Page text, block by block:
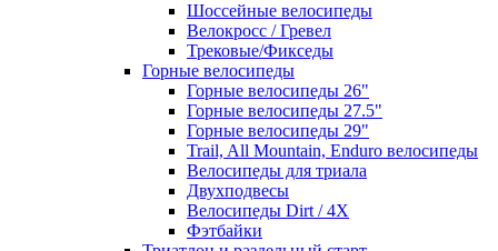
Шоссейные велосипеды
Велокросс / Гревел
Трековые/Фикседы
Горные велосипеды
Горные велосипеды 26"
Горные велосипеды 27.5"
Горные велосипеды 29"
Trail, All Mountain, Enduro велосипеды
Велосипеды для триала
Двухподвесы
Велосипеды Dirt / 4X
Фэтбайки